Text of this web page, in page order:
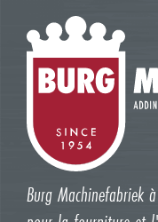
Burg Machinefabriek